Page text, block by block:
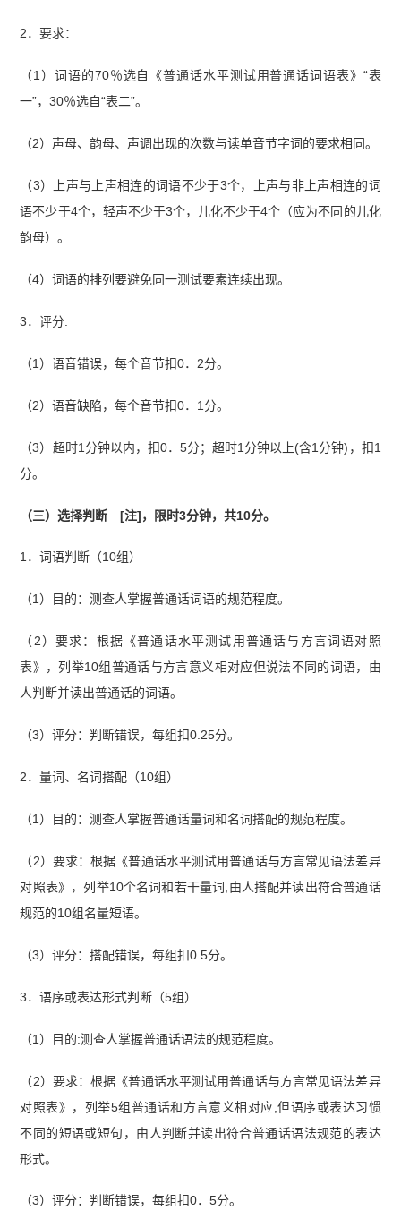
2．要求：
（1）词语的70％选自《普通话水平测试用普通话词语表》“表
一”，30％选自“表二”。
（2）声母、韵母、声调出现的次数与读单音节字词的要求相同。
（3）上声与上声相连的词语不少于3个，上声与非上声相连的词
语不少于4个，轻声不少于3个，儿化不少于4个（应为不同的儿化
韵母）。
（4）词语的排列要避免同一测试要素连续出现。
3．评分:
（1）语音错误，每个音节扣0．2分。
（2）语音缺陷，每个音节扣0．1分。
（3）超时1分钟以内，扣0．5分；超时1分钟以上(含1分钟)，扣1
分。
（三）选择判断 [注]，限时3分钟，共10分。
1．词语判断（10组）
（1）目的：测查人掌握普通话词语的规范程度。
（2）要求：根据《普通话水平测试用普通话与方言词语对照
表》，列举10组普通话与方言意义相对应但说法不同的词语，由
人判断并读出普通话的词语。
（3）评分：判断错误，每组扣0.25分。
2．量词、名词搭配（10组）
（1）目的：测查人掌握普通话量词和名词搭配的规范程度。
（2）要求：根据《普通话水平测试用普通话与方言常见语法差异
对照表》，列举10个名词和若干量词,由人搭配并读出符合普通话
规范的10组名量短语。
（3）评分：搭配错误，每组扣0.5分。
3．语序或表达形式判断（5组）
（1）目的:测查人掌握普通话语法的规范程度。
（2）要求：根据《普通话水平测试用普通话与方言常见语法差异
对照表》，列举5组普通话和方言意义相对应,但语序或表达习惯
不同的短语或短句，由人判断并读出符合普通话语法规范的表达
形式。
（3）评分：判断错误，每组扣0．5分。